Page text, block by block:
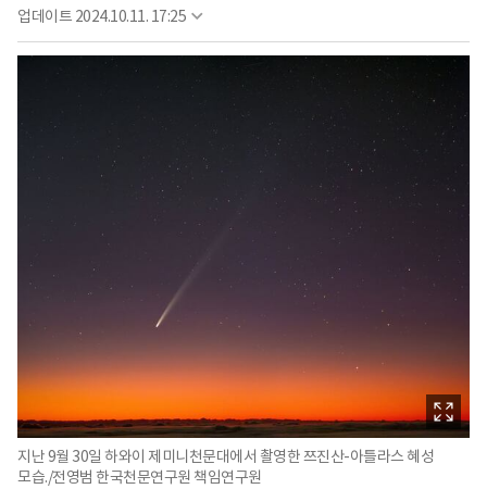
업데이트 2024.10.11. 17:25
지난 9월 30일 하와이 제미니천문대에서 촬영한 쯔진산-아틀라스 혜성
모습./전영범 한국천문연구원 책임연구원